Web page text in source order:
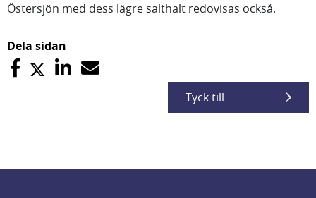
Östersjön med dess lägre salthalt redovisas också.
Dela sidan
Tyck till